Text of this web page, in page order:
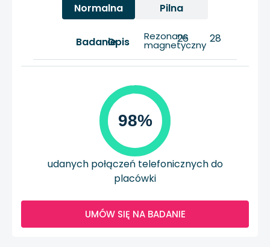
Normalna Pilna
BadanieOpis Rezonans
magnetyczny
26 28
98%
udanych połączeń telefonicznych do
placówki
UMÓW SIĘ NA BADANIE